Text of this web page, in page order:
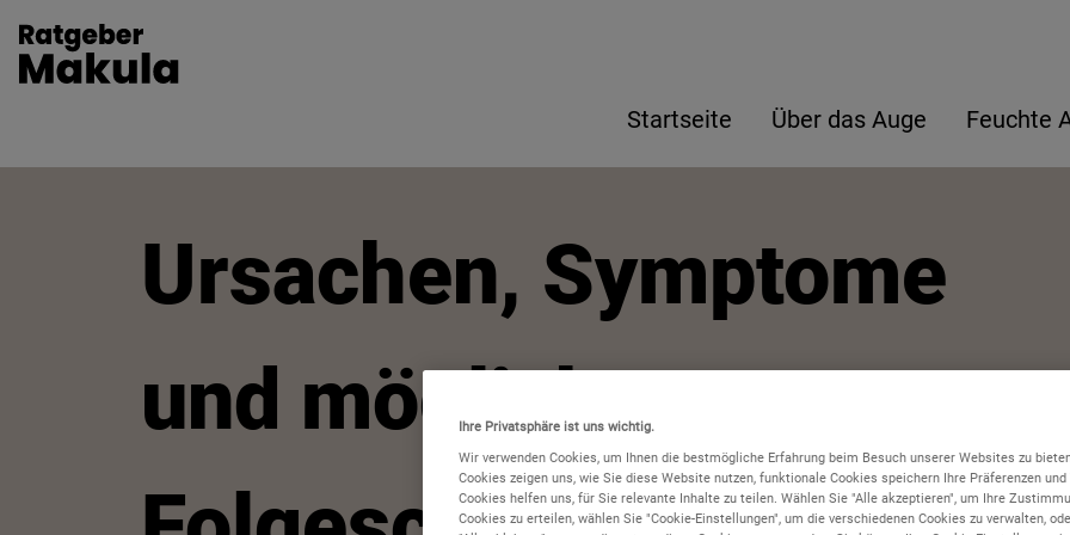
Site Logo
Startseite Über das Auge Feuchte
Ursachen, Symptome
und mögliche
Ihre Privatsphäre ist uns wichtig.
Wir verwenden Cookies, um Ihnen die bestmögliche Erfahrung beim Besuch unserer Websites zu
Cookies zeigen uns, wie Sie diese Website nutzen, funktionale Cookies speichern Ihre Präferenzen und
Cookies helfen uns, für Sie relevante Inhalte zu teilen. Wählen Sie "Alle akzeptieren", um Ihre
Cookies zu erteilen, wählen Sie "Cookie-Einstellungen", um die verschiedenen Cookies zu verwalten,